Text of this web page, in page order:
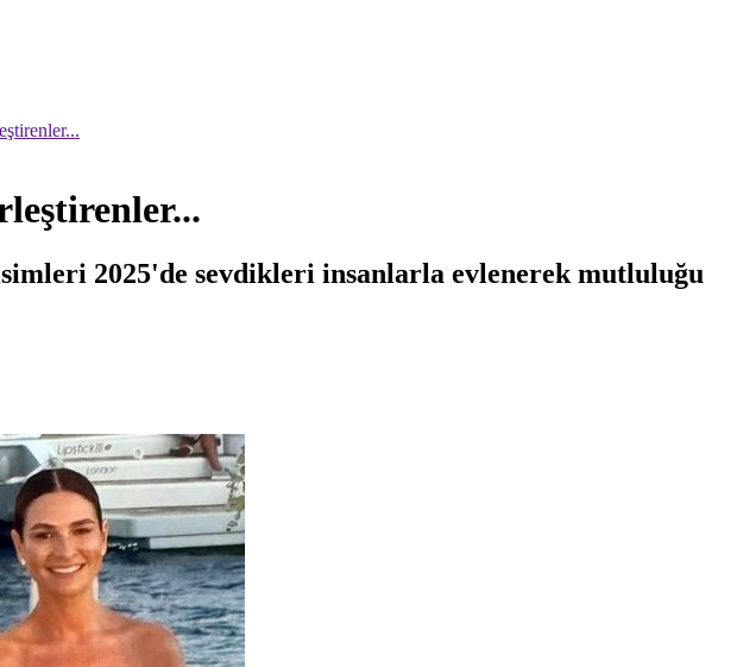
isimleri 2025'de sevdikleri insanlarla evlenerek mutluluğu